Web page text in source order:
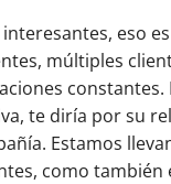
eso
múltiples
te diría por su
Estamos
como